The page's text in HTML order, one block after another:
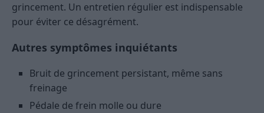
grincement. Un entretien régulier est indispensable
pour éviter ce désagrément.
Autres symptômes inquiétants
Bruit de grincement persistant, même sans
freinage
Pédale de frein molle ou dure